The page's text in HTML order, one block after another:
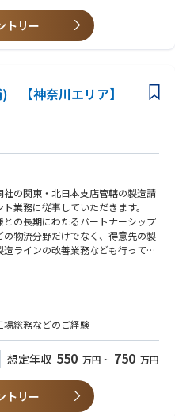
任者を目指していただけます。
トリー
【神奈川エリア】
の関東・北日本支店管轄の製造請
業務に従事していただきます。
の長期にわたるパートナーシップ
物流分野だけでなく、得意先の製
ラインの改善業務なども行ってい
格交渉及び営業活動など業務範囲
任者を目指していただけます。
場総務などのご経験
想定年収 550 万円 ~ 750 万円
トリー